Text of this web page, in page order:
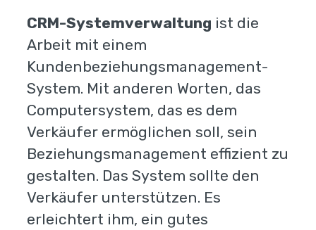
CRM-Systemverwaltung ist die
Arbeit mit einem
Kundenbeziehungsmanagement-
System. Mit anderen Worten, das
Computersystem, das es dem
Verkäufer ermöglichen soll, sein
Beziehungsmanagement effizient zu
gestalten. Das System sollte den
Verkäufer unterstützen. Es
erleichtert ihm, ein gutes